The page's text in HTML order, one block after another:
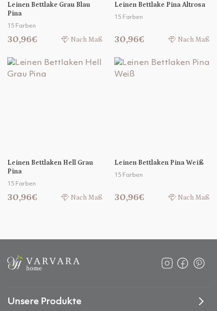
Leinen Bettlake Grau Blau
Pina
15 Farben
30,96€ Nach Maß
Leinen Bettlake Pina Altrosa
15 Farben
30,96€ Nach Maß
Leinen Bettlaken Hell Grau
Pina
15 Farben
30,96€ Nach Maß
Leinen Bettlaken Pina Weiß
15 Farben
30,96€ Nach Maß
Unsere Produkte